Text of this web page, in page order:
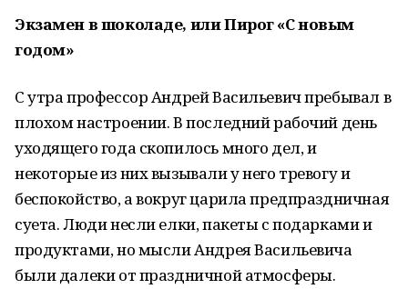
Экзамен в шоколаде, или Пирог «С новым
годом»
С утра профессор Андрей Васильевич пребывал в
плохом настроении. В последний рабочий день
уходящего года скопилось много дел, и
некоторые из них вызывали у него тревогу и
беспокойство, а вокруг царила предпраздничная
суета. Люди несли елки, пакеты с подарками и
продуктами, но мысли Андрея Васильевича
были далеки от праздничной атмосферы.